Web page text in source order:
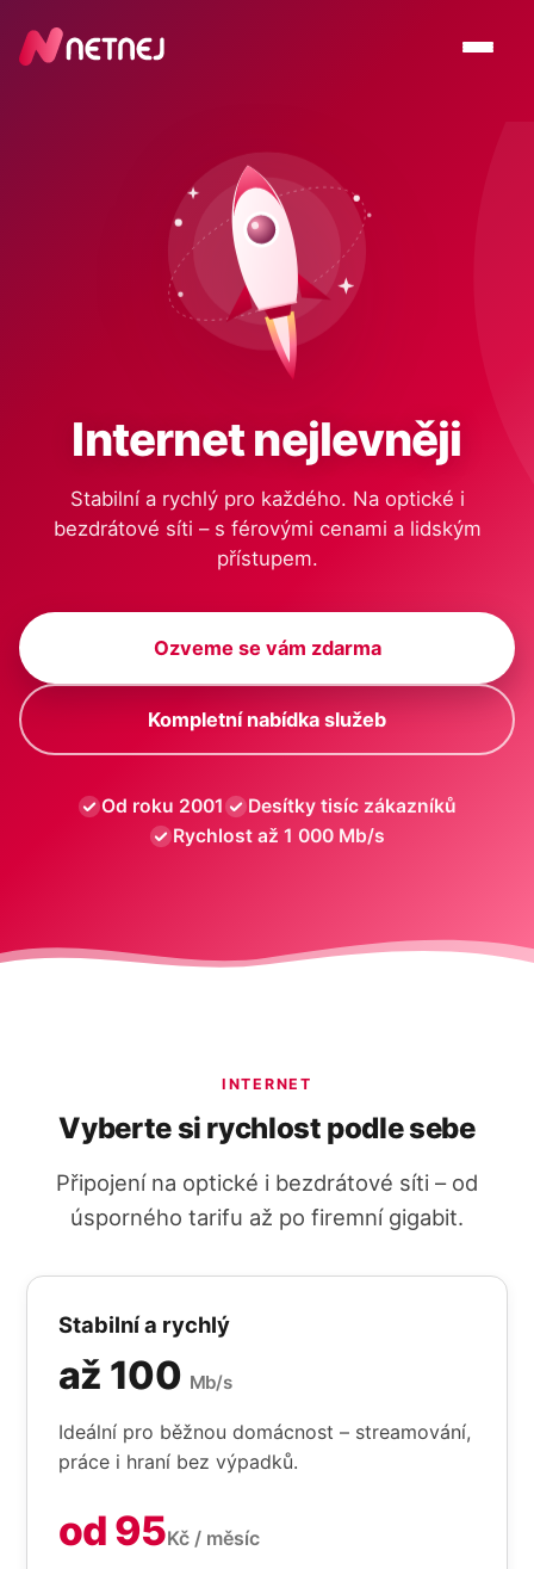
Internet nejlevněji
Stabilní a rychlý pro každého. Na optické i
bezdrátové síti – s férovými cenami a lidským
přístupem.
Ozveme se vám zdarma
Kompletní nabídka služeb
Od roku 2001
Desítky tisíc zákazníků
Rychlost až 1 000 Mb/s
INTERNET
Vyberte si rychlost podle sebe
Připojení na optické i bezdrátové síti – od
úsporného tarifu až po firemní gigabit.
Stabilní a rychlý
až 100 Mb/s
Ideální pro běžnou domácnost – streamování,
práce i hraní bez výpadků.
od 95Kč / měsíc